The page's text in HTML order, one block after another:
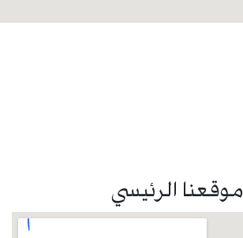
موقعنا الرئيسي